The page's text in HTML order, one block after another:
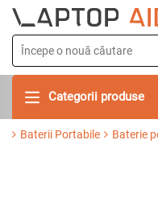
Categorii produse
Baterii Portabile